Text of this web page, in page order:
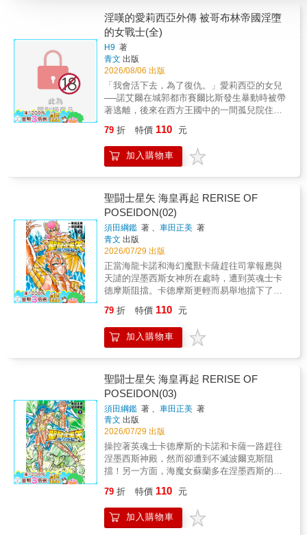
淫嘆的愛莉西亞外傳 被哥布林帝國淫墮
的女戰士(全)
H9 著
青文 出版
2026/08/06 出版
「我會活下去，為了復仇。」愛莉西亞的女兒
──諾艾爾在城郭都市賽爾比斯發生暴動時被帶
著逃離，後來在西方王國中的一間孤兒院住了
並被養育成強韌的女戰士。這都是為了讓她擔
任在重現過去的「哥布林之戰」中的光榮女戰
士。但實際在鬥技場中舉行的，卻是讓觀眾欣
臨悽慘下場的鬥技場，女戰士們將與哥布林決
一死戰!!收錄有幸運的諾艾爾繼承女騎士愛莉西
亞血統的女戰士，將面臨哥布林大軍「集體圍
攻」!!甜蜜果實看性喜年長女性的騎士長，如何
運用「天賦異稟」享樂人間以及附錄之哥布林
79 折 特價 110 元
加入購物車
聖闘士星矢 海皇再起 RERISE OF
POSEIDON(02)
須田綱鑑 著 、車田正美 著
青文 出版
2026/07/29 出版
正當海龍卡諾和海幻魔獸卡薩趕往司掌報應與
天譴的涅墨西斯女神所在處時，遭到英魂士卡
德摩斯阻擋。卡德摩斯更輕而易舉地擋下了兩
量時，有如呼應卡薩的小宇宙般，海幻魔獸的
鱗衣綻放光芒!?為了阻止涅墨西斯讓小行星墜
落，海皇波賽頓與七名海將軍挺身對抗，如今
聖闘士們與冥王黑帝斯一決生死後，陷入了無
法戰鬥的狀態……空前絕後的危機卻在此時降
臨！司掌報應與天譴的女神涅墨西斯，以及效
忠她的眾英魂士展開攻勢。聖闘士尚未歸來的
大地面臨了危機！此時挺身而出的乃是七大洋
霸主海皇波賽頓!!
79 折 特價 110 元
加入購物車
聖闘士星矢 海皇再起 RERISE OF
POSEIDON(03)
須田綱鑑 著 、車田正美 著
青文 出版
2026/07/29 出版
操控著英魂士卡德摩斯的卡諾和卡薩一路趕往
涅墨西斯神殿，然而卻遭到不滅波爾克斯阻
擋！另一方面，海魔女蘇蘭多在涅墨西斯的寶
燃燒的小宇宙的時候!!小行星墜落到大地上的時
刻已近在眼前。海將軍們面臨的戰鬥也更加激
烈!!本書特色聖域的聖闘士們與冥王黑帝斯一決
79 折 特價 110 元
加入購物車